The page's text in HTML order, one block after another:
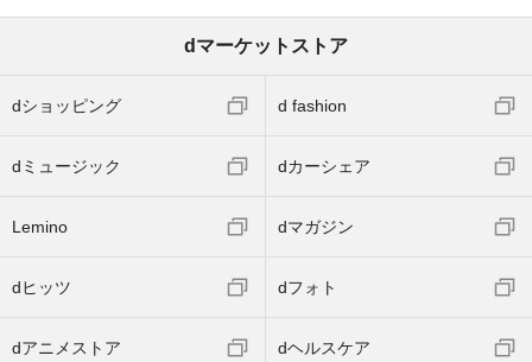
dマーケットストア
dショッピング d fashion
dミュージック dカーシェア
Lemino dマガジン
dヒッツ dフォト
dアニメストア dヘルスケア